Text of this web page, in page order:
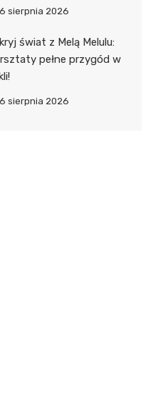
6 sierpnia 2026
świat z Melą Melulu:
pełne przygód w
6 sierpnia 2026